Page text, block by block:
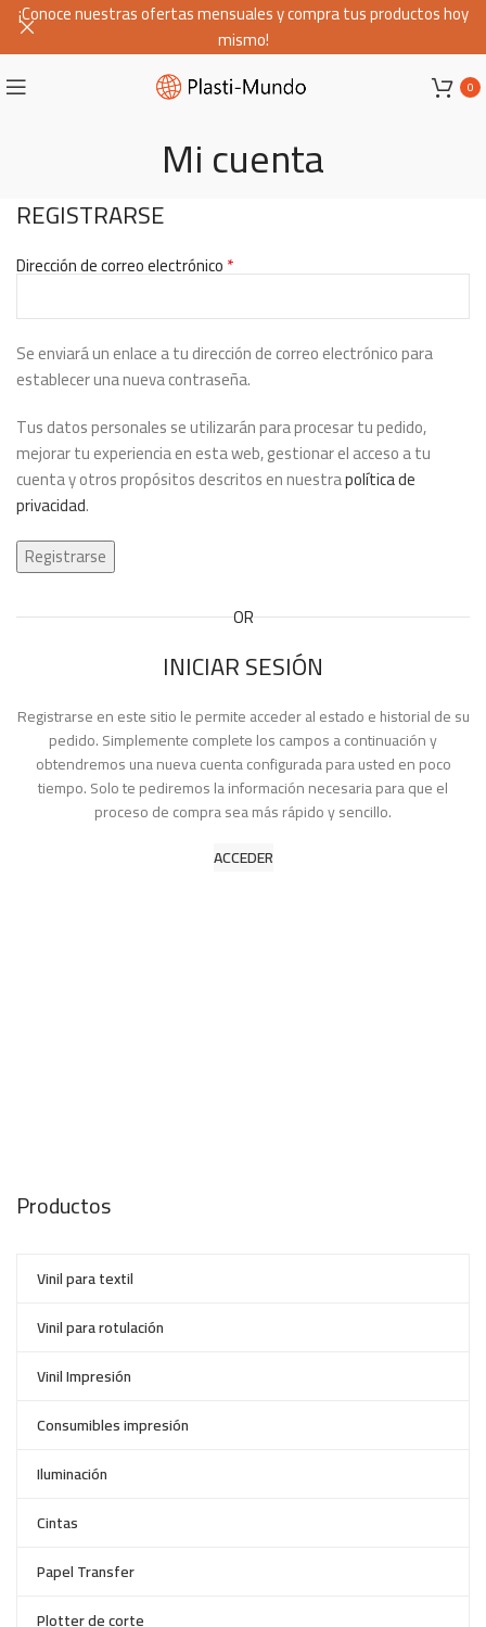
0
Mi cuenta
REGISTRARSE
Dirección de correo electrónico*
Se enviará un enlace a tu dirección de correo electrónico para
establecer una nueva contraseña.
Tus datos personales se utilizarán para procesar tu pedido,
mejorar tu experiencia en esta web, gestionar el acceso a tu
cuenta y otros propósitos descritos en nuestrapolítica de
privacidad.
Registrarse
OR
INICIAR SESIÓN
Registrarse en este sitio le permite acceder al estado e historial de su
pedido. Simplemente complete los campos a continuación y
obtendremos una nueva cuenta configurada para usted en poco
tiempo. Solo te pediremos la información necesaria para que el
proceso de compra sea más rápido y sencillo.
ACCEDER
Productos
Vinil para textil
Vinil para rotulación
Vinil Impresión
Consumibles impresión
Iluminación
Cintas
Papel Transfer
Plotter de corte
¡Conoce nuestras ofertas mensuales y compra tus productos hoy
mismo!